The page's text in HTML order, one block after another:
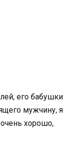
его бабушки
мужчину, я
хорошо,